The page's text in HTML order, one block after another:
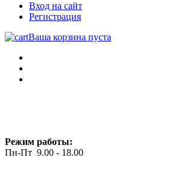
Вход на сайт
Регистрация
Ваша корзина пуста
Режим работы:
Пн-Пт 9.00 - 18.00